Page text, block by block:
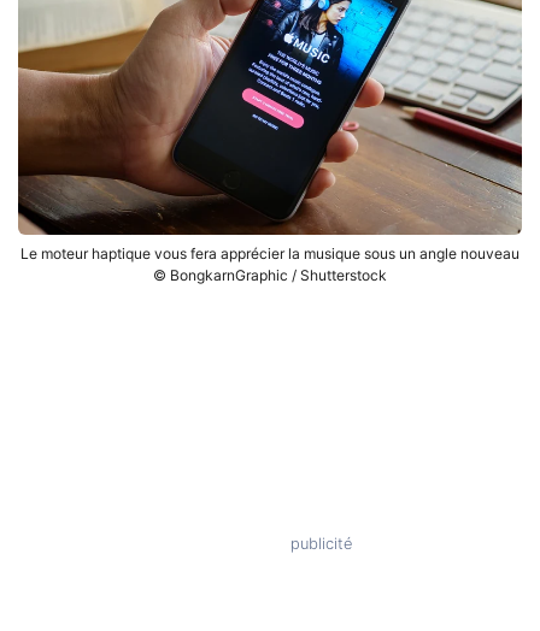
Le moteur haptique vous fera apprécier la musique sous un angle nouveau
© BongkarnGraphic / Shutterstock